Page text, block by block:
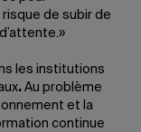
de subir de
les institutions
. Au problème
et la
continue